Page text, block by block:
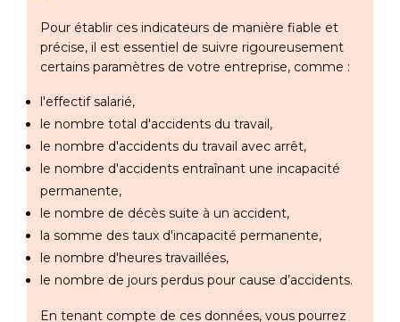
Pour établir ces indicateurs de manière fiable et
précise, il est essentiel de suivre rigoureusement
certains paramètres de votre entreprise, comme :
l'effectif salarié,
le nombre total d'accidents du travail,
le nombre d'accidents du travail avec arrêt,
le nombre d'accidents entraînant une incapacité
permanente,
le nombre de décès suite à un accident,
la somme des taux d'incapacité permanente,
le nombre d'heures travaillées,
le nombre de jours perdus pour cause d’accidents.
En tenant compte de ces données, vous pourrez